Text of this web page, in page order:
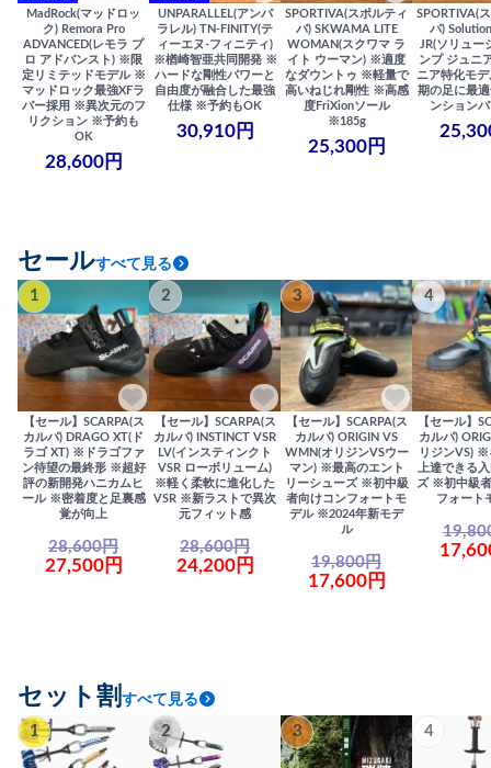
MadRock(マッドロッ
ク) Remora Pro
ADVANCED(レモラ プ
ロ アドバンスト) ※限
定リミテッドモデル ※
マッドロック最強XFラ
バー採用 ※異次元のフ
リクション ※予約も
OK
28,600円
UNPARALLEL(アンパ
ラレル) TN-FINITY(テ
ィーエヌ-フィニティ)
※楢崎智亜共同開発 ※
ハードな剛性パワーと
自由度が融合した最強
仕様 ※予約もOK
30,910円
SPORTIVA(スポルティ
バ) SKWAMA LITE
WOMAN(スクワマ ラ
イト ウーマン) ※適度
なダウントゥ ※軽量で
高いねじれ剛性 ※高感
度FriXionソール
※185g
25,300円
SPORTIVA(
バ)
JR(ソリュー
ンプ ジュニ
ニア特化モ
期の足に最
ンション
セールすべて見る
1
【セール】SCARPA(ス
カルパ) DRAGO XT(ド
ラゴ XT) ※ドラゴファ
ン待望の最終形 ※超好
評の新開発ハニカムヒ
ール ※密着度と足裏感
覚が向上
28,600円
27,500円
2
【セール】SCARPA(ス
カルパ) INSTINCT VSR
LV(インスティンクト
VSR ローボリューム)
※軽く柔軟に進化した
VSR ※新ラストで異次
元フィット感
28,600円
24,200円
3
【セール】SCARPA(ス
カルパ) ORIGIN VS
WMN(オリジンVSウー
マン) ※最高のエント
リーシューズ ※初中級
者向けコンフォートモ
デル ※2024年新モデ
ル
19,800円
17,600円
4
【セール】
カルパ)
リジンVS) ※
上達できる
ズ ※初中級
フォート
セット割 すべて見る
1 2 3 4